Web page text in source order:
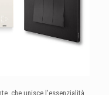
che unisce l'essenzialità